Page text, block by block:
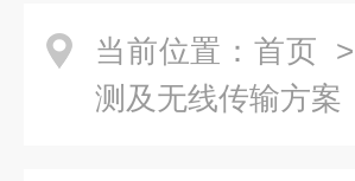
当前位置： 首页 >
测及无线传输方案